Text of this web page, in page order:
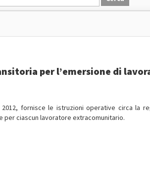
per l’emersione di
fornisce le istruzioni operative circa la
per ciascun lavoratore extracomunitario.